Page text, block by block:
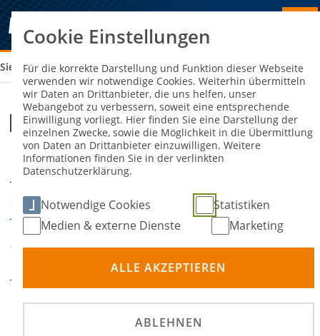
Sie sind hier: RL/LS KART (A)
RL/LS Kart (A)
DATUM 11. Februar 2023
ORT DMSB Geschäftsstelle
VERANSTALTER
DMSB Academy -
Fortbildung
Frühbucherrabatt: Bis
zum 17.12.22 können
Cookie Einstellungen
Für die korrekte Darstellung und Funktion dieser Webseite
verwenden wir notwendige Cookies. Weiterhin übermitteln
wir Daten an Drittanbieter, die uns helfen, unser
Webangebot zu verbessern, soweit eine entsprechende
Einwilligung vorliegt. Hier finden Sie eine Darstellung der
einzelnen Zwecke, sowie die Möglichkeit in die Übermittlung
von Daten an Drittanbieter einzuwilligen. Weitere
Informationen finden Sie in der verlinkten
Datenschutzerklärung.
Notwendige Cookies
Statistiken
Medien & externe Dienste
Marketing
ALLE AKZEPTIEREN
ABLEHNEN